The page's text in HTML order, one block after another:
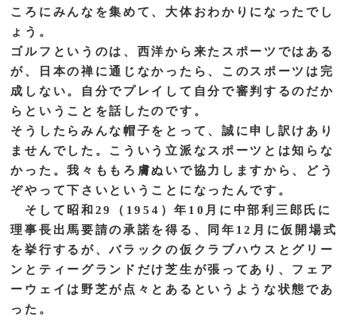
ころにみんなを集めて、大体おわかりになったでし
ょう。
ゴルフというのは、西洋から来たスポーツではある
が、日本の禅に通じなかったら、このスポーツは完
成しない。自分でプレイして自分で審判するのだか
らということを話したのです。
そうしたらみんな帽子をとって、誠に申し訳けあり
ませんでした。こういう立派なスポーツとは知らな
かった。我々ももろ膚ぬいで協力しますから、どう
ぞやって下さいということになったんです。
そして昭和29（1954）年10月に中部利三郎氏に
理事長出馬要請の承諾を得る、同年12月に仮開場式
を挙行するが、バラックの仮クラブハウスとグリー
ンとティーグランドだけ芝生が張ってあり、フェア
ーウェイは野芝が点々とあるというような状態であ
った。